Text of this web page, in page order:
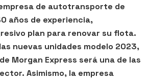
de autotransporte de
años de experiencia,
plan para renovar su flota.
nuevas unidades modelo 2023,
Morgan Express será una de las
Asimismo, la empresa